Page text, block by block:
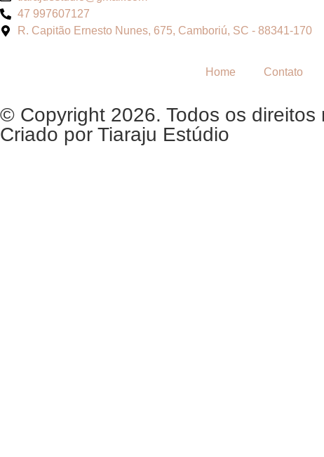
47 997607127
R. Capitão Ernesto Nunes, 675, Camboriú, SC - 88341-170
Home Contato
© Copyright 2026. Todos os
Criado por Tiaraju Estúdio